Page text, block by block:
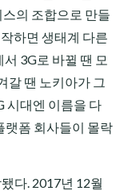
의 조합으로 만들
하면 생태계 다른
3G로 바뀔 땐 모
갈 땐 노키아가 그
시대엔 이름을 다
랫폼 회사들이 몰락
다. 2017년 12월